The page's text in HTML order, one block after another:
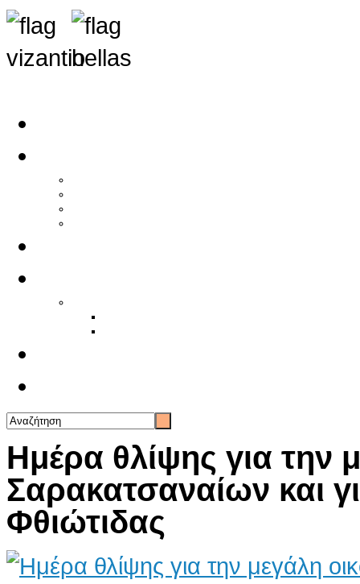
Ημέρα θλίψης για την
Σαρακατσαναίων και
Φθιώτιδας